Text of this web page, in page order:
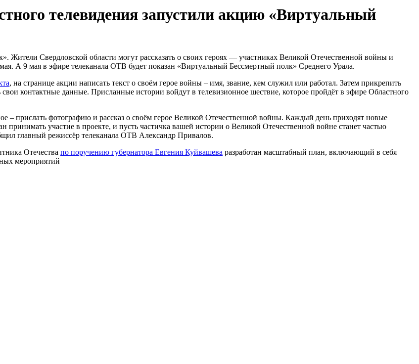
телевидения запустили акцию «Виртуальный
Жители Свердловской области могут рассказать о своих героях — участниках Великой Отечественной войны и
А 9 мая в эфире телеканала ОТВ будет показан «Виртуальный Бессмертный полк» Среднего Урала.
, на странице акции написать текст о своём герое войны – имя, звание, кем служил или работал. Затем прикрепить
контактные данные. Присланные истории войдут в телевизионное шествие, которое пройдёт в эфире Областного
– прислать фотографию и рассказ о своём герое Великой Отечественной войны. Каждый день приходят новые
участие в проекте, и пусть частичка вашей истории о Великой Отечественной войне станет частью
главный режиссёр телеканала ОТВ Александр Привалов.
Отечества по поручению губернатора Евгения Куйвашева разработан масштабный план, включающий в себя
мероприятий